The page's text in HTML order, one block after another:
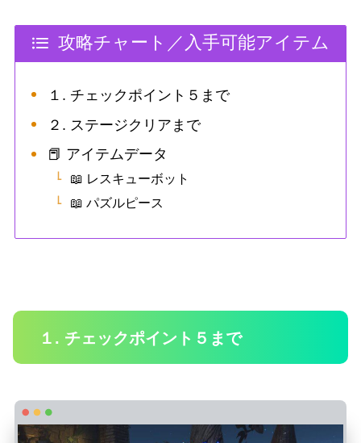
攻略チャート／入手可能アイテム
１. チェックポイント５まで
２. ステージクリアまで
📕 アイテムデータ
📖 レスキューボット
📖 パズルピース
１. チェックポイント５まで